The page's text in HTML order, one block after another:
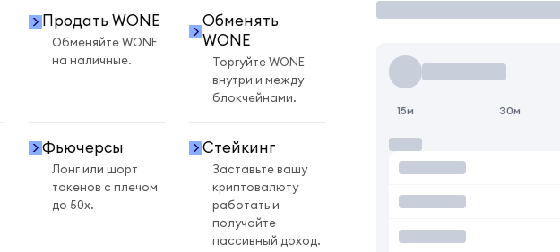
Продать WONE
Обменяйте WONE
на наличные.
Обменять
WONE
Торгуйте WONE
внутри и между
блокчейнами.
Фьючерсы
Лонг или шорт
токенов с плечом
до 50x.
Стейкинг
Заставьте вашу
криптовалюту
работать и
получайте
пассивный доход.
15м 30м